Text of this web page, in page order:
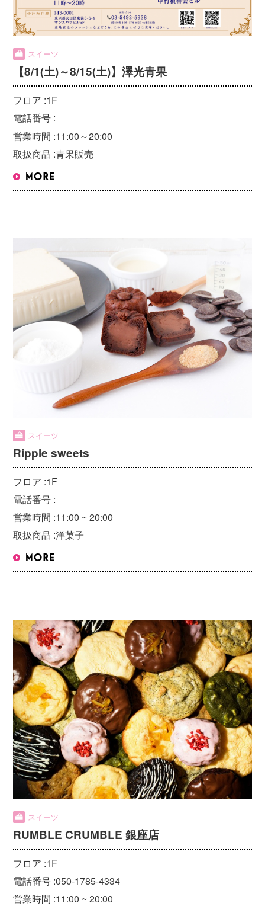
スイーツ
【8/1(土)～8/15(土)】澤光青果
フロア :1F
電話番号 :
営業時間 :11:00～20:00
取扱商品 :青果販売
スイーツ
Ripple sweets
フロア :1F
電話番号 :
営業時間 :11:00 ~ 20:00
取扱商品 :洋菓子
スイーツ
RUMBLE CRUMBLE 銀座店
フロア :1F
電話番号 :050-1785-4334
営業時間 :11:00 ~ 20:00